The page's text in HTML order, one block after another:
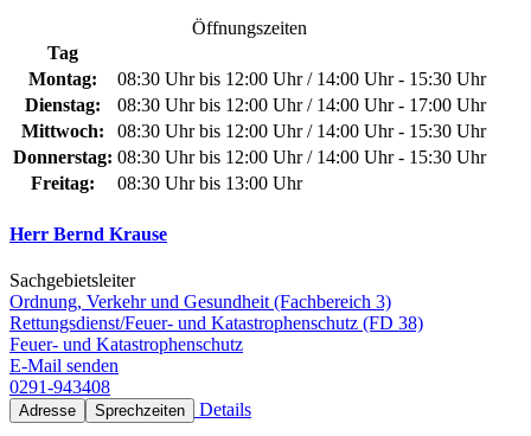
Öffnungszeiten
Tag
Montag:
08:30 Uhr bis 12:00 Uhr / 14:00 Uhr - 15:30 Uhr
Dienstag:
08:30 Uhr bis 12:00 Uhr / 14:00 Uhr - 17:00 Uhr
Mittwoch:
08:30 Uhr bis 12:00 Uhr / 14:00 Uhr - 15:30 Uhr
Donnerstag: 08:30 Uhr bis 12:00 Uhr / 14:00 Uhr - 15:30 Uhr
Freitag:
08:30 Uhr bis 13:00 Uhr
Herr Bernd Krause
Sachgebietsleiter
Ordnung, Verkehr und Gesundheit (Fachbereich 3)
Rettungsdienst/Feuer- und Katastrophenschutz (FD 38)
Feuer- und Katastrophenschutz
E-Mail senden
0291-943408
Adresse Sprechzeiten Details